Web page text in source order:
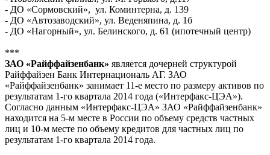
- ДО «Сормовский», ул. Коминтерна, д. 139
- ДО «Автозаводский», ул. Веденяпина, д. 1б
- ДО «Нагорный», ул. Белинского, д. 61 (ипотечный центр)
***
ЗАО «Райффайзенбанк» является дочерней структурой
Райффайзен Банк Интернациональ АГ. ЗАО
«Райффайзенбанк» занимает 11-е место по размеру активов по
результатам 1-го квартала 2014 года («Интерфакс-ЦЭА»).
Согласно данным «Интерфакс-ЦЭА» ЗАО «Райффайзенбанк»
находится на 5-м месте в России по объему средств частных
лиц и 10-м месте по объему кредитов для частных лиц по
результатам 1-го квартала 2014 года.